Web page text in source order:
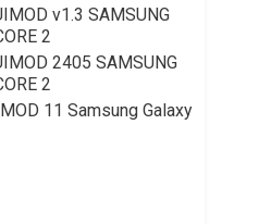
v1.3 SAMSUNG
2
2405 SAMSUNG
2
11 Samsung Galaxy